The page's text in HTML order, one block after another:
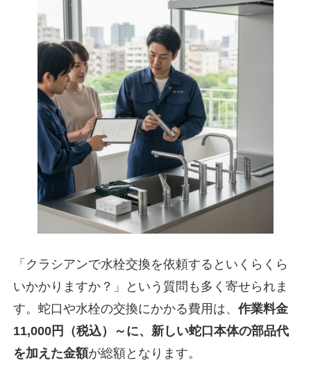
「クラシアンで水栓交換を依頼するといくらくら
いかかりますか？」という質問も多く寄せられま
す。蛇口や水栓の交換にかかる費用は、作業料金
11,000円（税込）～に、新しい蛇口本体の部品代
を加えた金額が総額となります。